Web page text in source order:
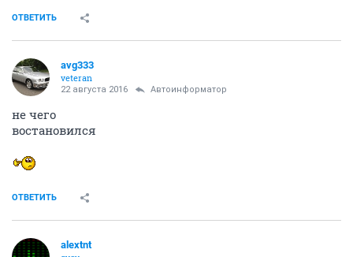
ОТВЕТИТЬ
avg333
veteran
22 августа 2016 Автоинформатор
не чего
востановился
ОТВЕТИТЬ
alextnt